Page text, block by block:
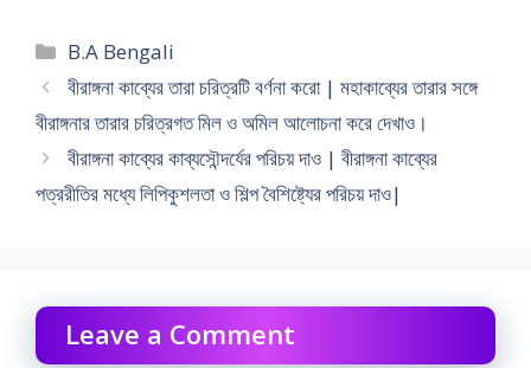
Categories
B.A Bengali
বীরাঙ্গনা কাব্যের তারা চরিত্রটি বর্ণনা করো | মহাকাব্যের তারার সঙ্গে
বীরাঙ্গনার তারার চরিত্রগত মিল ও অমিল আলোচনা করে দেখাও।
বীরাঙ্গনা কাব্যের কাব্যসৌন্দর্যের পরিচয় দাও | বীরাঙ্গনা কাব্যের
পত্ররীতির মধ্যে লিপিকুশলতা ও শিল্প বৈশিষ্ট্যের পরিচয় দাও|
Leave a Comment